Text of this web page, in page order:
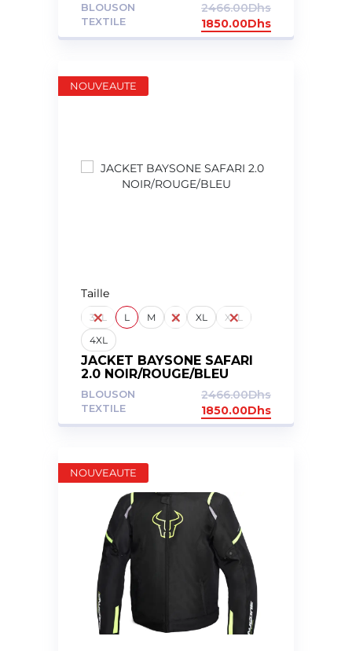
BLOUSON
TEXTILE
2466.00Dhs
1850.00Dhs
Taille
3XL L M S XL
XXL
4XL
JACKET BAYSONE SAFARI
2.0 NOIR/ROUGE/BLEU
BLOUSON
TEXTILE
2466.00Dhs
1850.00Dhs
NOUVEAUTE
NOUVEAUTE